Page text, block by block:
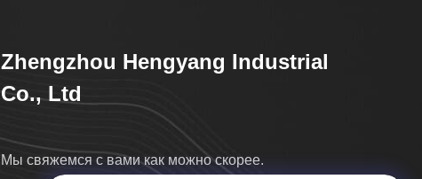
Zhengzhou Hengyang Industrial
Co., Ltd
Мы свяжемся с вами как можно скорее.